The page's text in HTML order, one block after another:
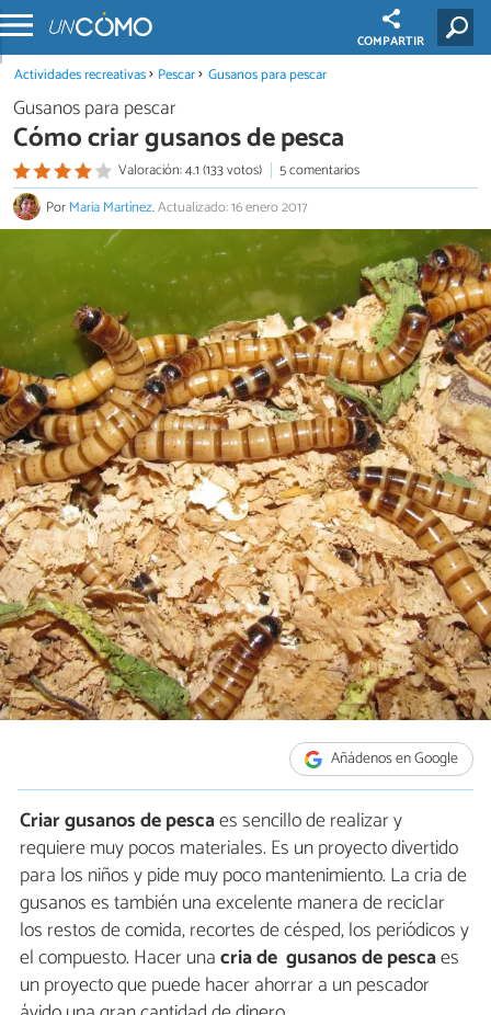
COMPARTIR
Actividades recreativas Pescar Gusanos para pescar
Gusanos para pescar
Cómo criar gusanos de pesca
Valoración: 4.1 (133 votos)
5 comentarios
PorMaria Martínez.Actualizado: 16 enero 2017
Añádenos en Google
Criar gusanos de pescaes sencillo de realizar y
requiere muy pocos materiales. Es un proyecto divertido
para los niños y pide muy poco mantenimiento. La cria de
gusanos es también una excelente manera de reciclar
los restos de comida, recortes de césped, los periódicos y
el compuesto. Hacer unacria de gusanos de pescaes
un proyecto que puede hacer ahorrar a un pescador